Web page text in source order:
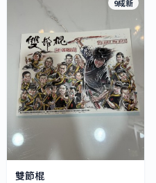
9成新
雙節棍